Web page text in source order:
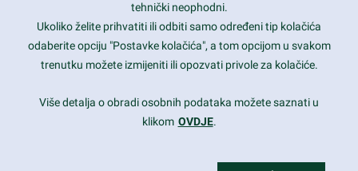
Daily: 9:00 am - 6:00 pm
Sunday: Closed
Copyright 2017FRESHFACE© All Rights Reserved
tehnički neophodni.
Ukoliko želite prihvatiti ili odbiti samo određeni tip kolačića
odaberite opciju "Postavke kolačića", a tom opcijom u svakom
trenutku možete izmijeniti ili opozvati privole za kolačiće.
Više detalja o obradi osobnih podataka možete saznati u
klikom OVDJE.